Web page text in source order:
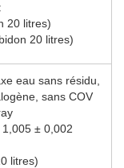
20 litres)
20 litres)
eau sans résidu,
sans COV
± 0,002
litres)